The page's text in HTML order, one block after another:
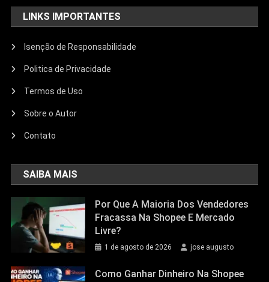
LINKS IMPORTANTES
Isenção de Responsabilidade
Politica de Privacidade
Termos de Uso
Sobre o Autor
Contato
SAIBA MAIS
Por Que A Maioria Dos Vendedores
Fracassa Na Shopee E Mercado
Livre?
1 de agosto de 2026 jose augusto
Como Ganhar Dinheiro Na Shopee